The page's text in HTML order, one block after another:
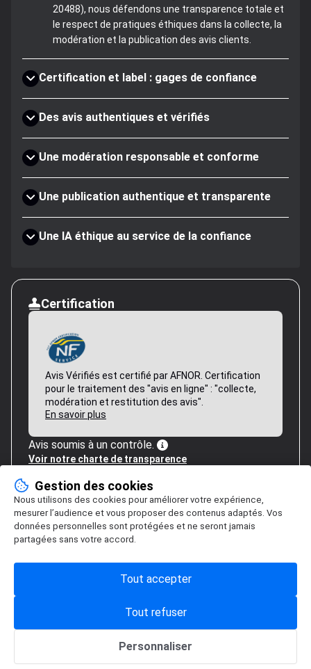
20488), nous défendons une transparence totale et
le respect de pratiques éthiques dans la collecte, la
modération et la publication des avis clients.
Certification et label : gages de confiance
Des avis authentiques et vérifiés
Une modération responsable et conforme
Une publication authentique et transparente
Une IA éthique au service de la confiance
Certification
Avis Vérifiés est certifié par AFNOR. Certification
pour le traitement des "avis en ligne" : "collecte,
modération et restitution des avis".
En savoir plus
Avis soumis à un contrôle.
Voir notre charte de transparence
Gestion des cookies
Gestion des cookies
Nous utilisons des cookies pour améliorer votre expérience,
mesurer l’audience et vous proposer des contenus adaptés. Vos
données personnelles sont protégées et ne seront jamais
partagées sans votre accord.
Personnaliser
Tout refuser
Tout accepter